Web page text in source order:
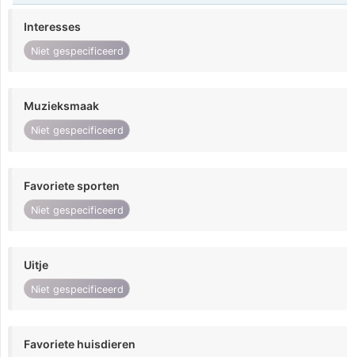
Interesses
Niet gespecificeerd
Muzieksmaak
Niet gespecificeerd
Favoriete sporten
Niet gespecificeerd
Uitje
Niet gespecificeerd
Favoriete huisdieren